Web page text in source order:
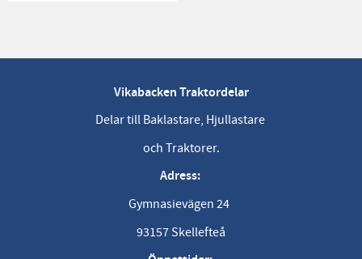
Vikabacken Traktordelar
Delar till Baklastare, Hjullastare
och Traktorer.
Adress:
Gymnasievägen 24
93157 Skellefteå